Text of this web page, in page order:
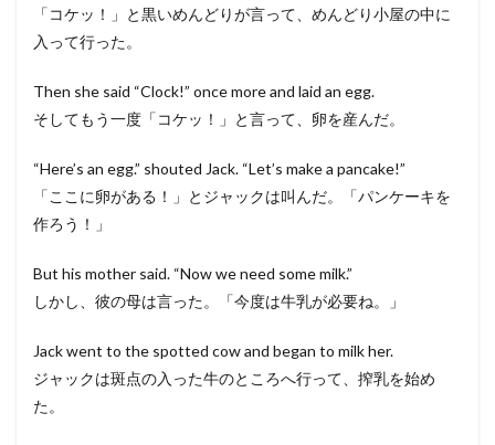
「コケッ！」と黒いめんどりが言って、めんどり小屋の中に
入って行った。
Then she said “Clock!” once more and laid an egg.
そしてもう一度「コケッ！」と言って、卵を産んだ。
“Here’s an egg.” shouted Jack. “Let’s make a pancake!”
「ここに卵がある！」とジャックは叫んだ。「パンケーキを
作ろう！」
But his mother said. “Now we need some milk.”
しかし、彼の母は言った。「今度は牛乳が必要ね。」
Jack went to the spotted cow and began to milk her.
ジャックは斑点の入った牛のところへ行って、搾乳を始め
た。